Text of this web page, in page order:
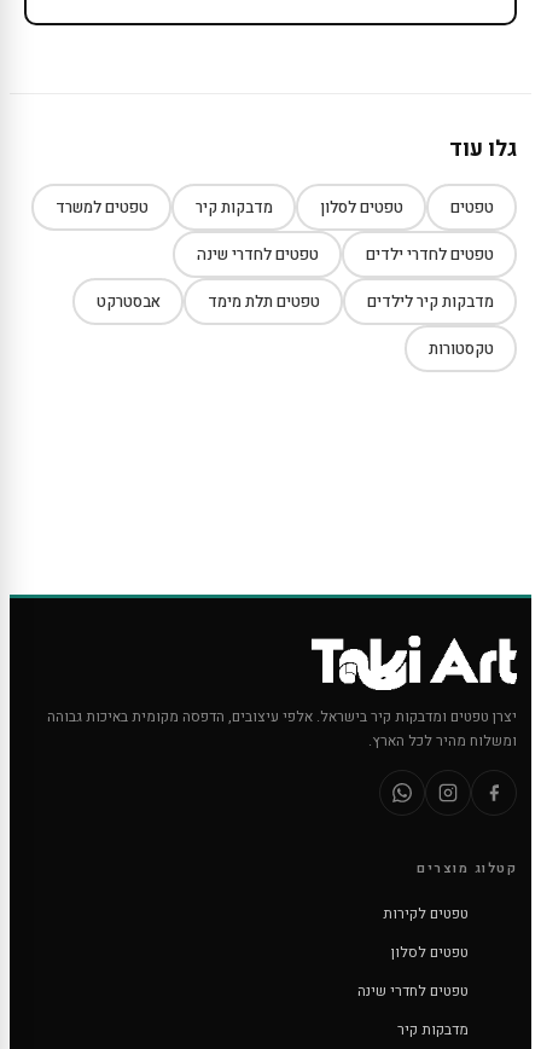
גלו עוד
טפטים טפטים לסלון מדבקות קיר טפטים למשרד
טפטים לחדרי ילדים טפטים לחדרי שינה
מדבקות קיר לילדים טפטים תלת מימד אבסטרקט
טקסטורות
יצרן טפטים ומדבקות קיר בישראל. אלפי עיצובים, הדפסה מקומית באיכות גבוהה
ומשלוח מהיר לכל הארץ.
קטלוג מוצרים
טפטים לקירות
טפטים לסלון
טפטים לחדרי שינה
מדבקות קיר